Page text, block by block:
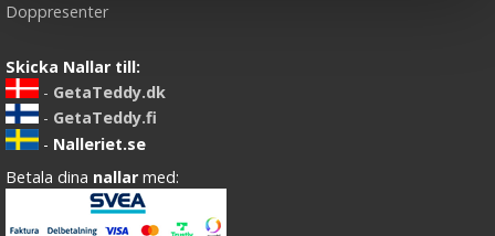
Doppresenter
Skicka Nallar till:
- GetaTeddy.dk
- GetaTeddy.fi
- Nalleriet.se
Betala dina nallar med: